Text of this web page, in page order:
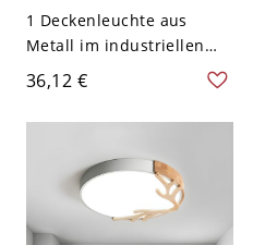
1 Deckenleuchte aus
Metall im industriellen
Stil mit weißer Hexagon-
Oberfläche,
halbflächenmontiertes
36,12 €